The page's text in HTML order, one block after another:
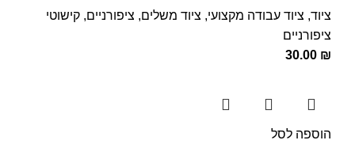
ציוד, ציוד עבודה מקצועי, ציוד משלים, ציפורניים, קישוטי
ציפורניים
30.00 ₪
הוספה לסל